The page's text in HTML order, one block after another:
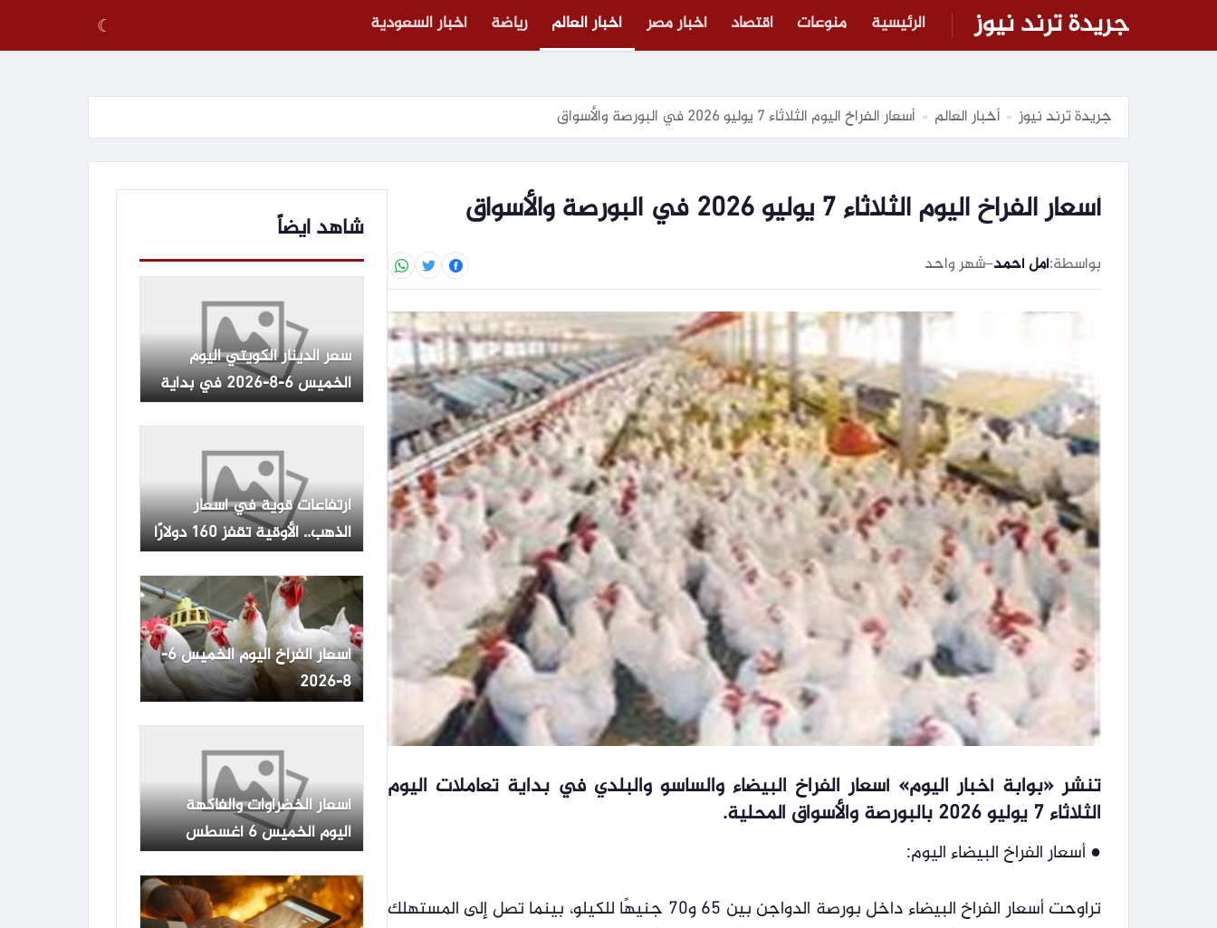
جريدة ترند نيوز الرئيسية منوعات اقتصاد أخبار مصر أخبار العالم رياضة أخبار السعودية ☾
جريدة ترند نيوز » أخبار العالم » أسعار الفراخ اليوم الثلاثاء 7 يوليو 2026 في البورصة والأسواق
أسعار الفراخ اليوم الثلاثاء 7 يوليو 2026 في البورصة والأسواق
بواسطة:أمل أحمد–شهر واحد
تنشر «بوابة أخبار اليوم» أسعار الفراخ البيضاء والساسو والبلدي في بداية تعاملات اليوم
الثلاثاء 7 يوليو 2026 بالبورصة والأسواق المحلية.
● أسعار الفراخ البيضاء اليوم:
تراوحت أسعار الفراخ البيضاء داخل بورصة الدواجن بين 65 و70 جنيهًا للكيلو، بينما تصل إلى المستهلك
شاهد ايضاً
سعر الدينار الكويتي اليوم
الخميس 6-8-2026 في بداية
التعاملات -جريدة المال
ارتفاعات قوية في أسعار
الذهب.. الأوقية تقفز 160 دولارًا
أسعار الفراخ اليوم الخميس 6-
8-2026
أسعار الخضراوات والفاكهة
اليوم الخميس 6 أغسطس
2026 في أسواق الإسكندرية